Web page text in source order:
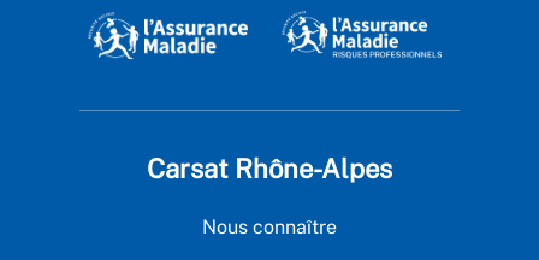
Carsat Rhône-Alpes
Nous connaître